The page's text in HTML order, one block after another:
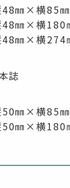
48㎜×横85
48㎜×横180
48㎜×横274
誌
50㎜×横85
50㎜×横180